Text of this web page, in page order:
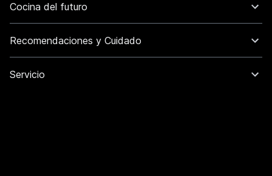
Cocina del futuro
Recomendaciones y Cuidado
Servicio